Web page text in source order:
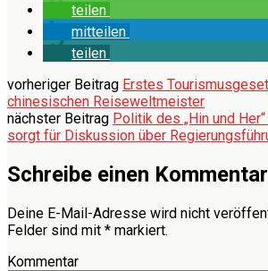
teilen
mitteilen
teilen
vorheriger Beitrag Erstes
chinesischen Reiseweltmeister
nächster Beitrag Politik des „Hin und
sorgt für Diskussion über
Schreibe einen Kommentar
Deine E-Mail-Adresse wird nicht
Felder sind mit * markiert.
Kommentar